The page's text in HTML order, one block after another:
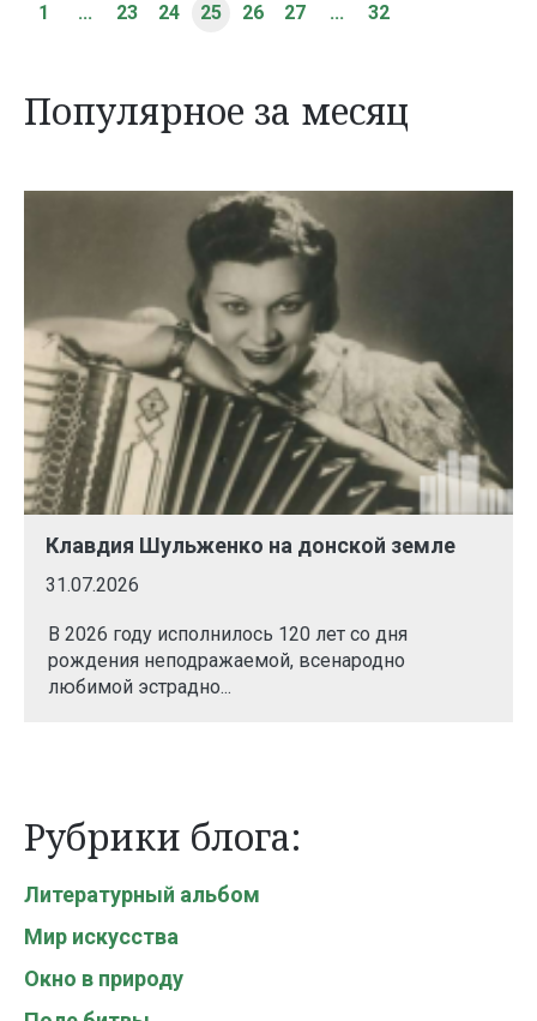
1 ... 23 24 25 26 27 ... 32
Популярное за месяц
Клавдия Шульженко на донской земле
31.07.2026
В 2026 году исполнилось 120 лет со дня
рождения неподражаемой, всенародно
любимой эстрадно...
Рубрики блога:
Литературный альбом
Мир искусства
Окно в природу